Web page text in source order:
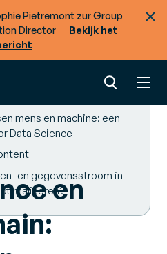
Pietremont zur Group
Director
Bekijk het
en
Supply Chain
Science aan de Supply
mens en machine: een
Data Science
en gegevensstroom in